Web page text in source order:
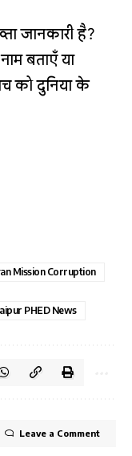
जानकारी है?
बताएँ या
को दुनिया के
Mission Corruption
PHED News
Leave a Comment